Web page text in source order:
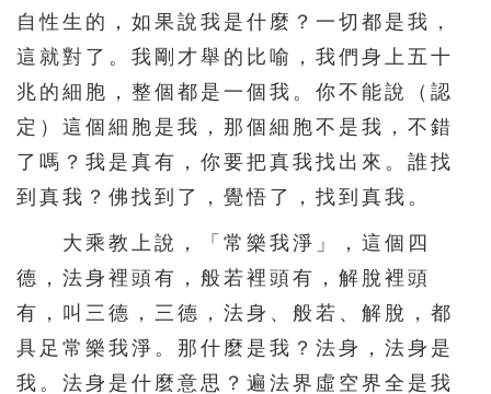
自性生的，如果說我是什麼？一切都是我，
這就對了。我剛才舉的比喻，我們身上五十
兆的細胞，整個都是一個我。你不能說（認
定）這個細胞是我，那個細胞不是我，不錯
了嗎？我是真有，你要把真我找出來。誰找
到真我？佛找到了，覺悟了，找到真我。
大乘教上說，「常樂我淨」，這個四
德，法身裡頭有，般若裡頭有，解脫裡頭
有，叫三德，三德，法身、般若、解脫，都
具足常樂我淨。那什麼是我？法身，法身是
我。法身是什麼意思？遍法界虛空界全是我